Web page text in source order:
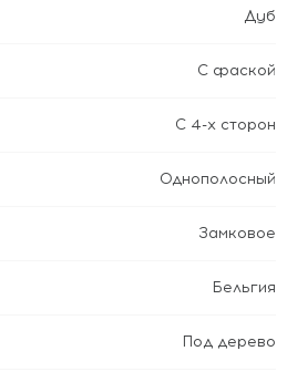
Дуб
С фаской
С 4-х сторон
Однополосный
Замковое
Бельгия
Под дерево